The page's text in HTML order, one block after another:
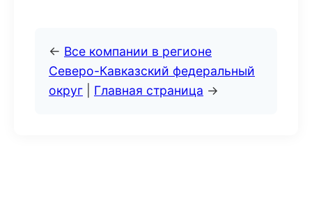
← Все компании в регионе
Северо-Кавказский федеральный
округ
Главная страница →